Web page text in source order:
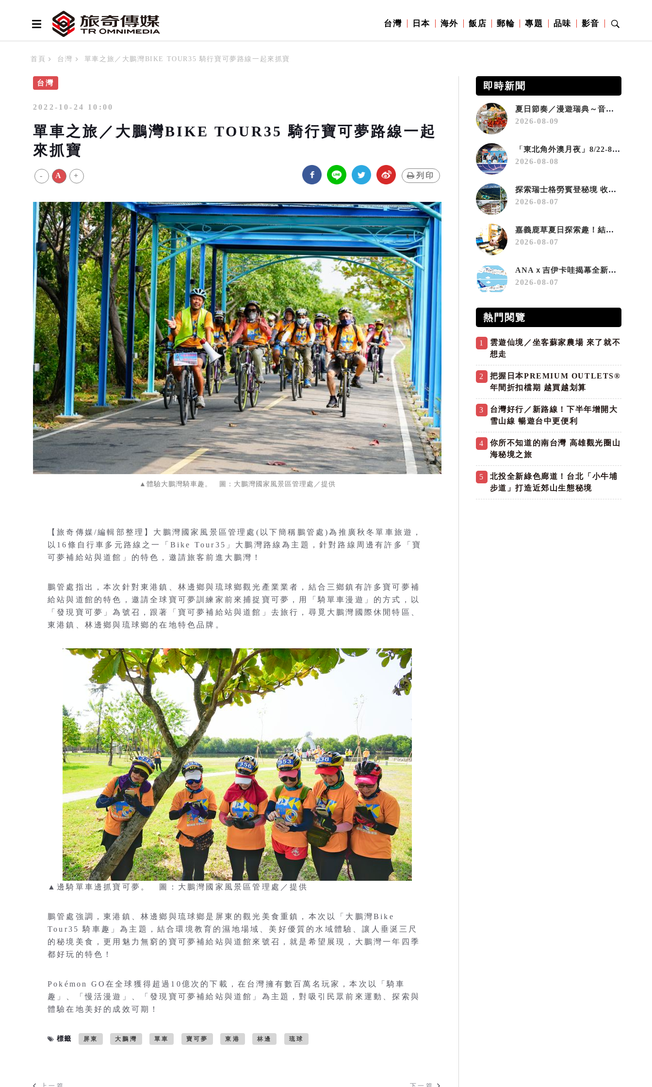
台灣 日本 海外 飯店 郵輪 專題 品味 影音
首頁 台灣 單車之旅／大鵬灣BIKE TOUR35 騎行寶可夢路線一起來抓寶
台灣
2022-10-24 10:00
單車之旅／大鵬灣BIKE TOUR35 騎行寶可夢路線一起
來抓寶
- A + 列印
▲體驗大鵬灣騎車趣。 圖：大鵬灣國家風景區管理處／提供
【旅奇傳媒/編輯部整理】大鵬灣國家風景區管理處(以下簡稱鵬管處)為推廣秋冬單車旅遊，
以16條自行車多元路線之一「Bike Tour35」大鵬灣路線為主題，針對路線周邊有許多「寶
可夢補給站與道館」的特色，邀請旅客前進大鵬灣！
鵬管處指出，本次針對東港鎮、林邊鄉與琉球鄉觀光產業業者，結合三鄉鎮有許多寶可夢補
給站與道館的特色，邀請全球寶可夢訓練家前來捕捉寶可夢，用「騎單車漫遊」的方式，以
「發現寶可夢」為號召，跟著「寶可夢補給站與道館」去旅行，尋覓大鵬灣國際休閒特區、
東港鎮、林邊鄉與琉球鄉的在地特色品牌。
▲邊騎單車邊抓寶可夢。 圖：大鵬灣國家風景區管理處／提供
鵬管處強調，東港鎮、林邊鄉與琉球鄉是屏東的觀光美食重鎮，本次以「大鵬灣Bike
Tour35 騎車趣」為主題，結合環境教育的濕地場域、美好優質的水域體驗、讓人垂涎三尺
的秘境美食，更用魅力無窮的寶可夢補給站與道館來號召，就是希望展現，大鵬灣一年四季
都好玩的特色！
Pokémon GO在全球獲得超過10億次的下載，在台灣擁有數百萬名玩家，本次以「騎車
趣」、「慢活漫遊」、「發現寶可夢補給站與道館」為主題，對吸引民眾前來運動、探索與
體驗在地美好的成效可期！
標籤 屏東 大鵬灣 單車 寶可夢 東港 林邊 琉球
即時新聞
夏日節奏／漫遊瑞典～音樂、療癒桑拿、美味歡樂螯蝦節
2026-08-09
「東北角外澳月夜」8/22-8/23浪漫登場 串聯五漁村、音樂、市集、火舞與慢旅共度夏夜
2026-08-08
探索瑞士格勞賓登秘境 收藏六種阿爾卑斯夏日療癒之旅
2026-08-07
嘉義鹿草夏日探索趣！結合科學、農場與自然的親子小旅行
2026-08-07
ANAｘ吉伊卡哇揭幕全新彩繪機「Chiikawa JET」
2026-08-07
熱門閱覽
1
雲遊仙境／坐客蘇家農場 來了就不
想走
2
把握日本PREMIUM OUTLETS®
年間折扣檔期 越買越划算
3
台灣好行／新路線！下半年增開大
雪山線 暢遊台中更便利
4
你所不知道的南台灣 高雄觀光圈山
海秘境之旅
5
北投全新綠色廊道！台北「小牛埔
步道」打造近郊山生態秘境